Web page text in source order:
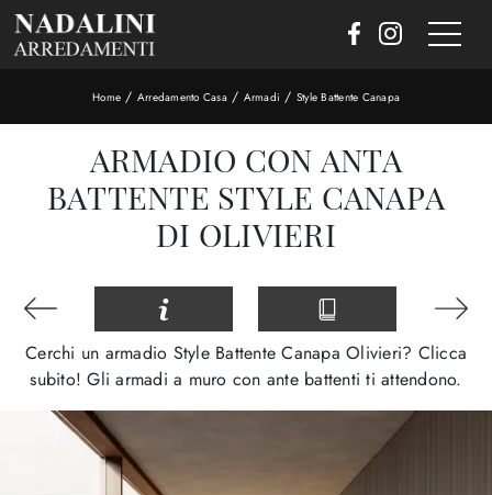
Home / Arredamento Casa/ Armadi / Style Battente Canapa
ARMADIO CON ANTA
BATTENTE STYLE CANAPA
DI OLIVIERI
Cerchi un armadio Style Battente Canapa Olivieri? Clicca
subito! Gli armadi a muro con ante battenti ti attendono.